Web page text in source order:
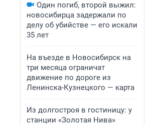
Один погиб, второй выжил:
новосибирца задержали по
делу об убийстве — его искали
35 лет
На въезде в Новосибирск на
три месяца ограничат
движение по дороге из
Ленинска-Кузнецкого — карта
Из долгостроя в гостиницу: у
станции «Золотая Нива»